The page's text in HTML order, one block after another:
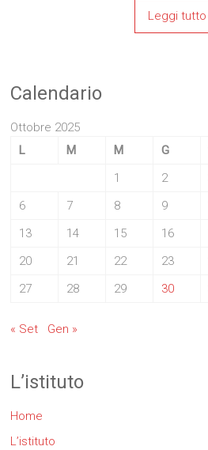
Leggi tutto
Calendario
Ottobre 2025
L
M M G
1
2
6
7 8 9
13
14 15 16
20
21 22 23
27
28 29 30
« Set Gen »
L’istituto
Home
L’istituto